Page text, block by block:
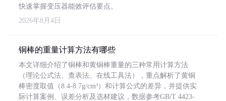
快速掌握变压器能效评估要点。
2026年8月4日
铜棒的重量计算方法有哪些
本文详细介绍了铜棒和黄铜棒重量的三种常用计算方法
（理论公式法、查表法、在线工具法），重点解析了黄铜
棒密度取值（8.4-8.7g/cm³）和计算公式的差异，并提供实
际计算案例、误差分析及选材建议，数据参考GB/T 4423-